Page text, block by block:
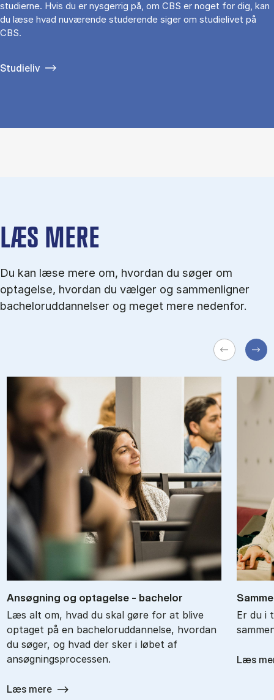
studierne. Hvis du er nysgerrig på, om CBS er noget for dig, kan
du læse hvad nuværende studerende siger om studielivet på
CBS.
Studieliv
LÆS MERE
Du kan læse mere om, hvordan du søger om
optagelse, hvordan du vælger og sammenligner
bacheloruddannelser og meget mere nedenfor.
An­søg­ning og op­ta­gel­se - ba­chel­or
Læs alt om, hvad du skal gøre for at blive
optaget på en bacheloruddannelse, hvordan
du søger, og hvad der sker i løbet af
ansøgningsprocessen.
Læs mere
Er du i
Læs